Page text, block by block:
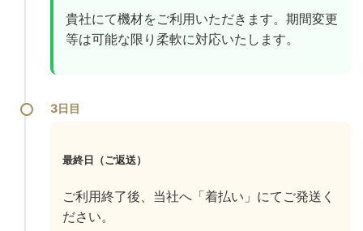
貴社にて機材をご利用いただきます。期間変更
等は可能な限り柔軟に対応いたします。
3日目
最終日（ご返送）
ご利用終了後、当社へ「着払い」にてご発送く
ださい。